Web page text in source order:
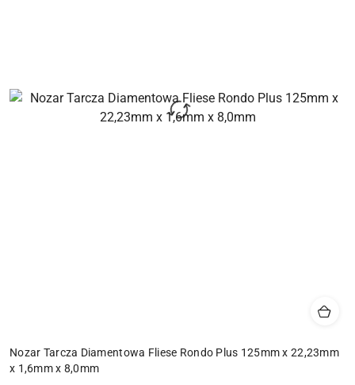
Nozar Tarcza Diamentowa Fliese Rondo Plus 125mm x 22,23mm
x 1,6mm x 8,0mm